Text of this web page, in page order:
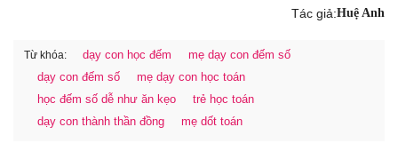
Tác giả:Huệ Anh
Từ khóa: dạy con học đếm
mẹ dạy con đếm số
dạy con đếm số
mẹ dạy con học toán
học đếm số dễ như ăn kẹo
trẻ học toán
dạy con thành thần đồng
mẹ dốt toán